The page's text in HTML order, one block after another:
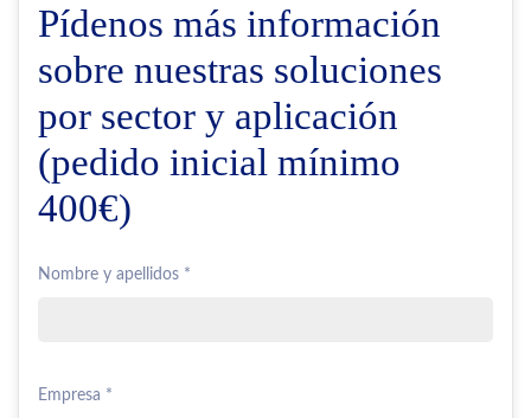
Pídenos más información
sobre nuestras soluciones
por sector y aplicación
(pedido inicial mínimo
400€)
Nombre y apellidos *
Empresa *